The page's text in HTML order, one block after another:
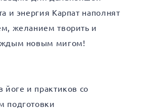
и энергия Карпат наполнят
желанием творить и
новым мигом!
йоге и практиков со
подготовки